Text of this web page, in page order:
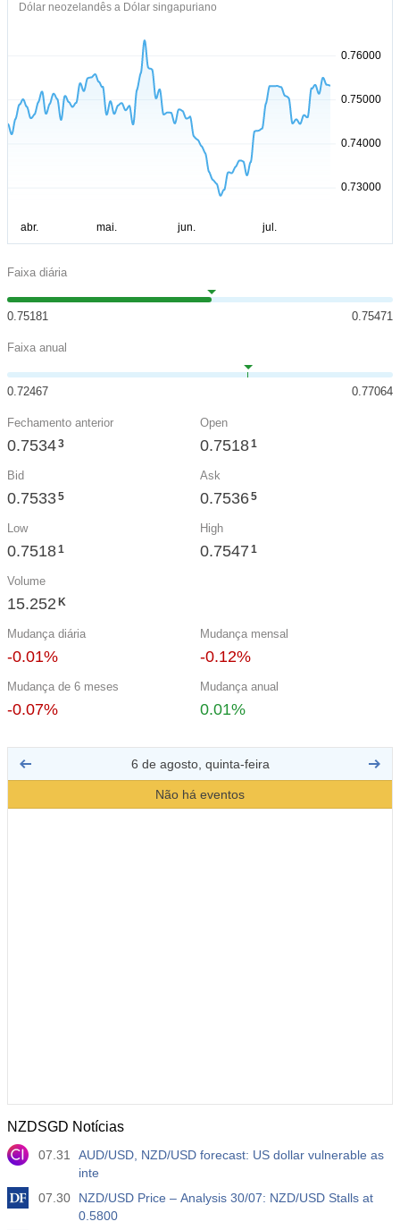
Dólar neozelandês a Dólar singapuriano
Faixa diária
0.75181 0.75471
Faixa anual
0.72467 0.77064
Fechamento anterior
0.75343
Open
0.75181
Bid
0.75335
Ask
0.75365
Low
0.75181
High
0.7547 1
Volume
15.252 K
Mudança diária
-0.01%
Mudança mensal
-0.12%
Mudança de 6 meses
-0.07%
Mudança anual
0.01%
6 de agosto, quinta-feira
Não há eventos
NZDSGD Notícias
07.31
AUD/USD, NZD/USD forecast: US dollar vulnerable as
inte
07.30
NZD/USD Price – Analysis 30/07: NZD/USD Stalls at
0.5800